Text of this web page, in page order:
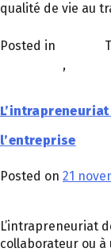
qualité de vie au
Posted in
,
l’entreprise
Posted on 21
L’intrapreneuriat
collaborateur ou